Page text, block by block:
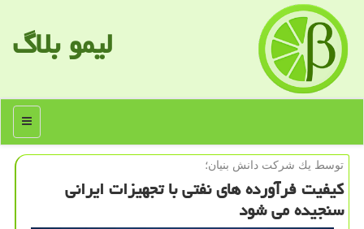
لیمو بلاگ
منو
توسط یك شركت دانش بنیان؛
كیفیت فرآورده های نفتی با تجهیزات ایرانی
سنجیده می شود